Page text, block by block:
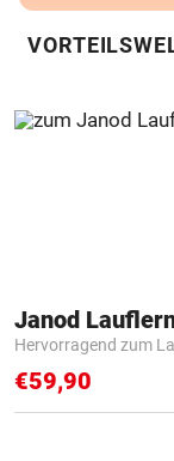
Janod
Hervorragend zum
€59,90